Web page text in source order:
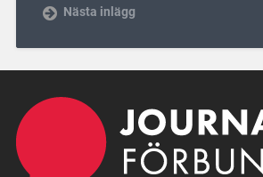
Nästa inlägg